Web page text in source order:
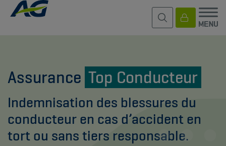
Assurance Top Conducteur
Indemnisation des blessures du
conducteur en cas d’accident en
tort ou sans tiers responsable.